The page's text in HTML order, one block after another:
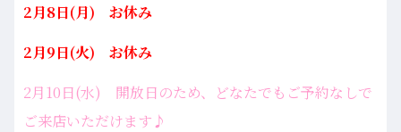
2月8日(月) お休み
2月9日(火) お休み
2月10日(水) 開放日のため、どなたでもご予約なしで
ご来店いただけます♪